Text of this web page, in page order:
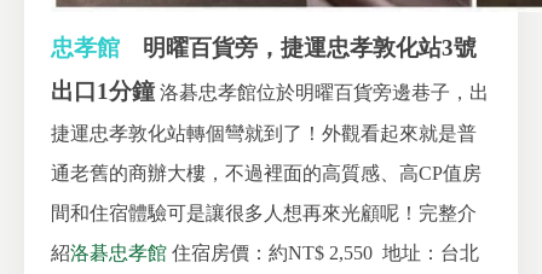
忠孝館 明曜百貨旁，捷運忠孝敦化站3號
出口1分鐘 洛碁忠孝館位於明曜百貨旁邊巷子，出
捷運忠孝敦化站轉個彎就到了！外觀看起來就是普
通老舊的商辦大樓，不過裡面的高質感、高CP值房
間和住宿體驗可是讓很多人想再來光顧呢！完整介
紹洛碁忠孝館 住宿房價：約NT$ 2,550 地址：台北